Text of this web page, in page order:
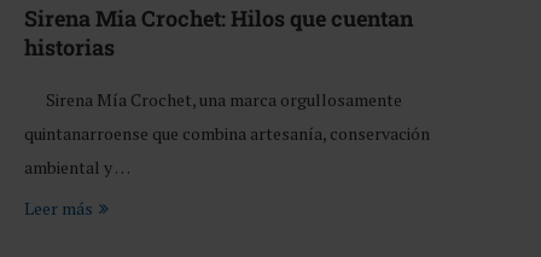
Sirena Mia Crochet: Hilos que cuentan
historias
Sirena Mía Crochet, una marca orgullosamente
quintanarroense que combina artesanía, conservación
ambiental y …
Leer más